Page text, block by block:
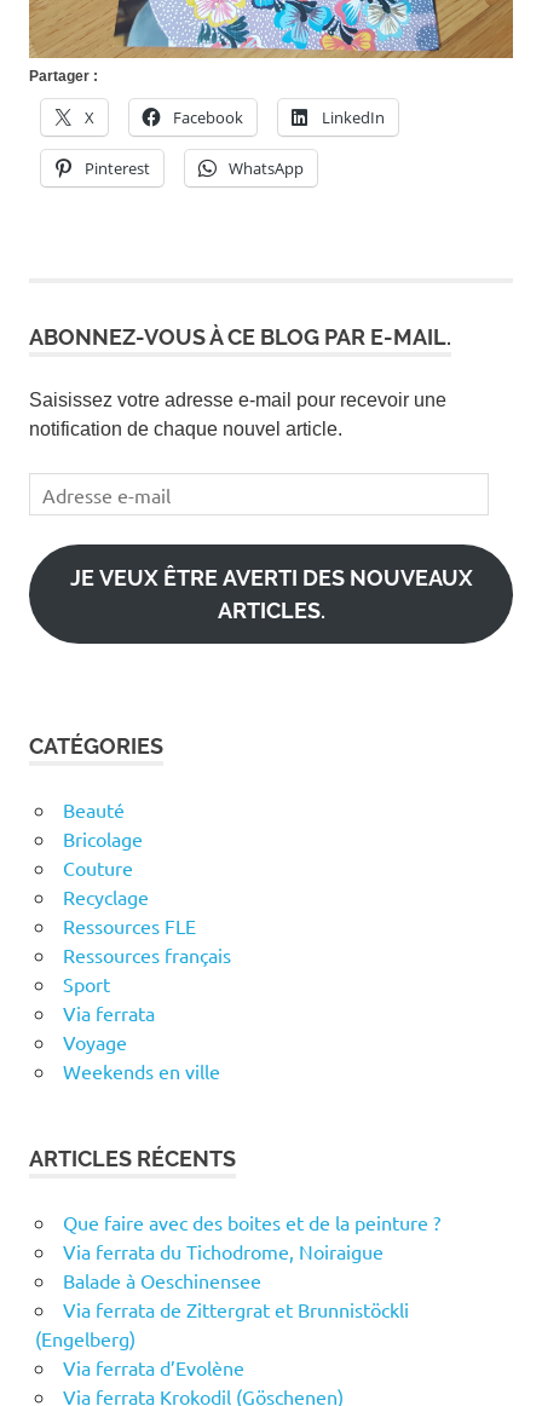
Partager :
X Facebook LinkedIn
Pinterest WhatsApp
ABONNEZ-VOUS À CE BLOG PAR E-MAIL.
Saisissez votre adresse e-mail pour recevoir une
notification de chaque nouvel article.
Adresse
e-
mail
JE VEUX ÊTRE AVERTI DES NOUVEAUX
ARTICLES.
CATÉGORIES
Beauté
Bricolage
Couture
Recyclage
Ressources FLE
Ressources français
Sport
Via ferrata
Voyage
Weekends en ville
ARTICLES RÉCENTS
Que faire avec des boites et de la peinture ?
Via ferrata du Tichodrome, Noiraigue
Balade à Oeschinensee
Via ferrata de Zittergrat et Brunnistöckli
(Engelberg)
Via ferrata d’Evolène
Via ferrata Krokodil (Göschenen)